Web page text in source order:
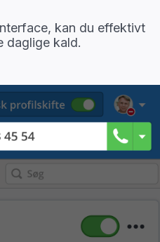
kan du effektivt
daglige kald.